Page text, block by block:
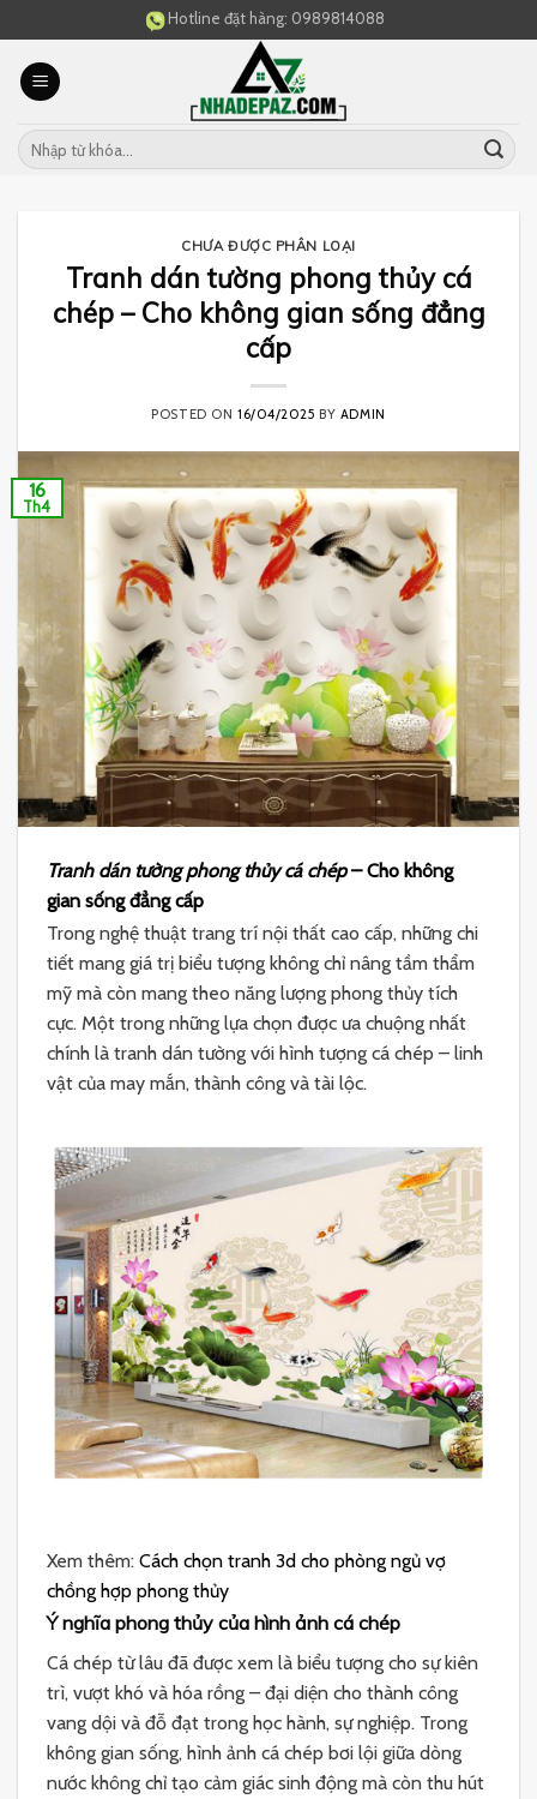
to
content
Hotline đặt hàng: 0989814088
CHƯA ĐƯỢC PHÂN LOẠI
Tranh dán tường phong thủy cá
chép – Cho không gian sống đẳng
cấp
POSTED ON 16/04/2025 BY ADMIN
16
Th4
Tranh dán tường phong thủy cá chép– Cho không
gian sống đẳng cấp
Trong nghệ thuật trang trí nội thất cao cấp, những chi
tiết mang giá trị biểu tượng không chỉ nâng tầm thẩm
mỹ mà còn mang theo năng lượng phong thủy tích
cực. Một trong những lựa chọn được ưa chuộng nhất
chính là tranh dán tường với hình tượng cá chép – linh
vật của may mắn, thành công và tài lộc.
Xem thêm: Cách chọn tranh 3d cho phòng ngủ vợ
chồng hợp phong thủy
Ý nghĩa phong thủy của hình ảnh cá chép
Cá chép từ lâu đã được xem là biểu tượng cho sự kiên
trì, vượt khó và hóa rồng – đại diện cho thành công
vang dội và đỗ đạt trong học hành, sự nghiệp. Trong
không gian sống, hình ảnh cá chép bơi lội giữa dòng
nước không chỉ tạo cảm giác sinh động mà còn thu hút